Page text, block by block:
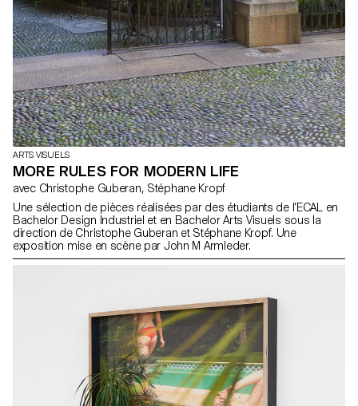
ARTS VISUELS
MORE RULES FOR MODERN LIFE
avec Christophe Guberan, Stéphane Kropf
Une sélection de pièces réalisées par des étudiants de l’ECAL en
Bachelor Design Industriel et en Bachelor Arts Visuels sous la
direction de Christophe Guberan et Stéphane Kropf. Une
exposition mise en scène par John M Armleder.